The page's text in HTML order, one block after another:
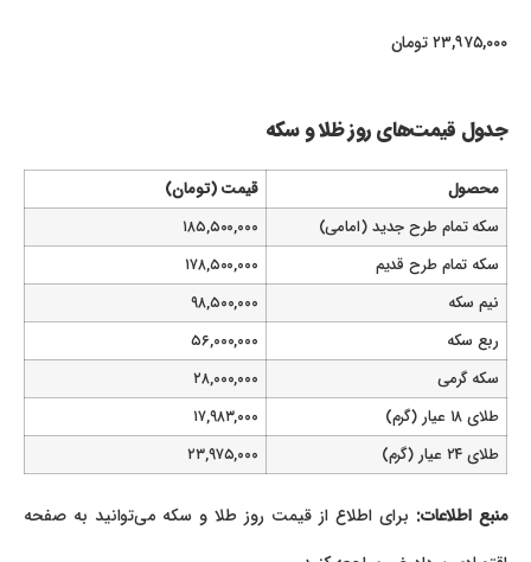
۲۳,۹۷۵,۰۰۰ تومان
جدول قیمت‌های روز ظلا و سکه
محصول
قیمت (تومان)
سکه تمام طرح جدید (امامی)
۱۸۵,۵۰۰,۰۰۰
سکه تمام طرح قدیم
۱۷۸,۵۰۰,۰۰۰
نیم سکه
۹۸,۵۰۰,۰۰۰
ربع سکه
۵۶,۰۰۰,۰۰۰
سکه گرمی
۲۸,۰۰۰,۰۰۰
طلای ۱۸ عیار (گرم)
۱۷,۹۸۳,۰۰۰
طلای ۲۴ عیار (گرم)
۲۳,۹۷۵,۰۰۰
منبع اطلاعات:برای اطلاع از قیمت روز طلا و سکه می‌توانید به صفحه